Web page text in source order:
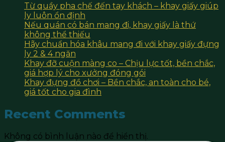
Từ quầy pha chế đến tay khách – khay giấy giúp
ly luôn ổn định
Nếu quán có bán mang đi, khay giấy là thứ
không thể thiếu
Hãy chuẩn hóa khâu mang đi với khay giấy đựng
ly 2 & 4 ngăn
Khay đỡ cuộn màng co – Chịu lực tốt, bền chắc,
giá hợp lý cho xưởng đóng gói
Khay đựng đồ chơi – Bền chắc, an toàn cho bé,
giá tốt cho gia đình
Recent Comments
Không có bình luận nào để hiển thị.